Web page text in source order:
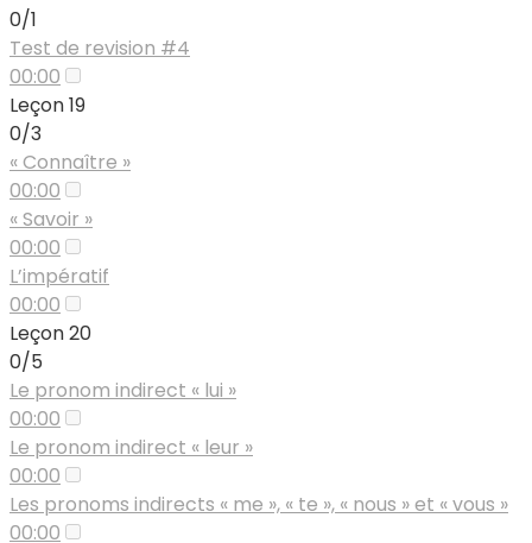
0/1
Test de revision #4
00:00
Leçon 19
0/3
« Connaître »
00:00
« Savoir »
00:00
L’impératif
00:00
Leçon 20
0/5
Le pronom indirect « lui »
00:00
Le pronom indirect « leur »
00:00
Les pronoms indirects « me », « te », « nous » et « vous »
00:00